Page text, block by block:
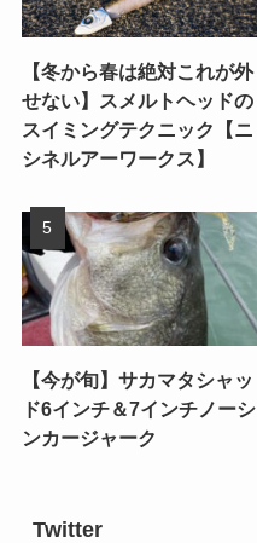
【冬から春は絶対これが外
せない】スメルトヘッドの
スイミングテクニック【ニ
シネルアーワークス】
【今が旬】サカマタシャッ
ド6インチ＆7インチノーシ
ンカージャーク
Twitter